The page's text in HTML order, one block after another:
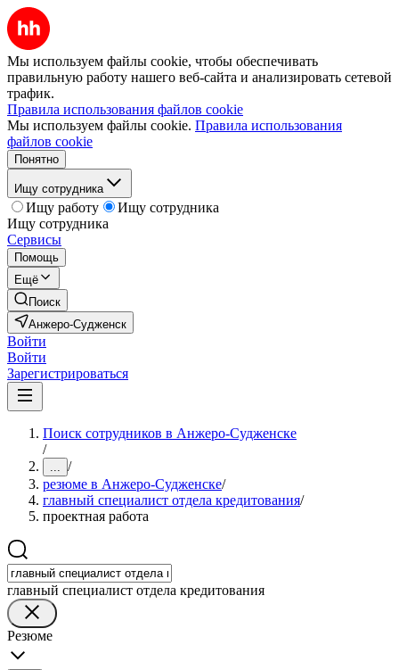
Мы используем файлы cookie, чтобы обеспечивать
правильную работу нашего веб-сайта и анализировать сетевой
трафик.
Правила использования файлов cookie
Мы используем файлы cookie. Правила использования
файлов cookie
Понятно
Ищу сотрудника
Ищу работу
Ищу сотрудника
Ищу сотрудника
Сервисы
Помощь
Ещё
Поиск
Анжеро-Судженск
Войти
Войти
Зарегистрироваться
Поиск сотрудников в Анжеро-Судженске
/
... /
резюме в Анжеро-Судженске/
главный специалист отдела кредитования/
проектная работа
главный специалист отдела кредитования
Резюме